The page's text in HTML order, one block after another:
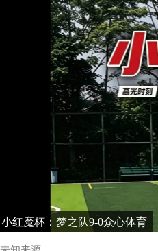
小红魔杯：梦之队9-0众心体育